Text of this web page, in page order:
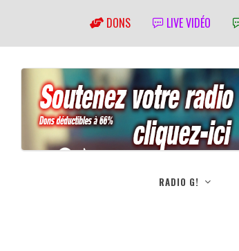
DONS LIVE VIDÉO
RADIO G!